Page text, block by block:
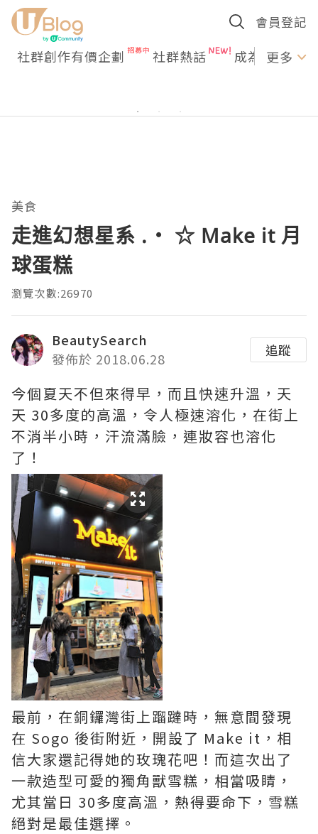
會員登記
社群創作有價企劃 社群熱話 成為U更多
美食
走進幻想星系 .‧ ☆ Make it 月
球蛋糕
瀏覽次數:26970
BeautySearch
發佈於 2018.06.28
追蹤
今個夏天不但來得早，而且快速升溫，天
天 30多度的高溫，令人極速溶化，在街上
不消半小時，汗流滿臉，連妝容也溶化
了！
最前，在銅鑼灣街上蹓躂時，無意間發現
在 Sogo 後街附近，開設了 Make it，相
信大家還記得她的玫瑰花吧！而這次出了
一款造型可愛的獨角獸雪糕，相當吸睛，
尤其當日 30多度高溫，熱得要命下，雪糕
絕對是最佳選擇。